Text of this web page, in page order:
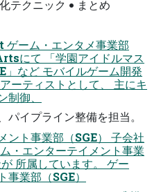
テクニック • まとめ
ーム・エンタメ事業部
にて 「学園アイドルマス
など モバイルゲーム開発
ーティストとして、 主にキ
御、
パイプライン整備を担当。
ント事業部（SGE） 子会社
・エンターテイメント事業
所属しています。 ゲー
事業部（SGE）